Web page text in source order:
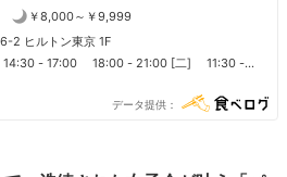
￥8,000～￥9,999
2 ヒルトン東京 1F
- 17:00 18:00 - 21:00 [二] 11:30 -
[四] 11:30 - 13:30 14:30 - 17:00 18:00 -
14:30 - 17:00 18:00 - 21:00 [六]
データ提供